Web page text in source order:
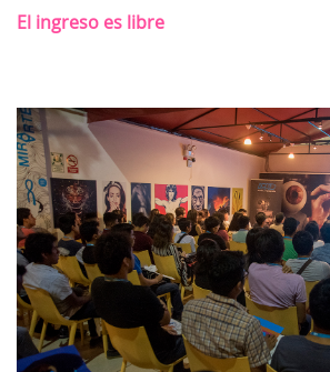
El ingreso es libre